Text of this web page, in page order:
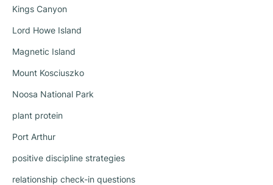
Kings Canyon
Lord Howe Island
Magnetic Island
Mount Kosciuszko
Noosa National Park
plant protein
Port Arthur
positive discipline strategies
relationship check-in questions